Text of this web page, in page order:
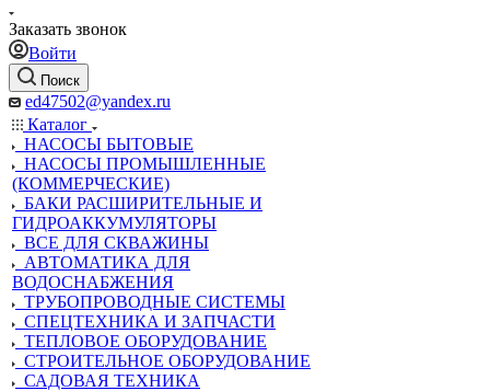
Заказать звонок
Войти
Поиск
ed47502@yandex.ru
Каталог
НАСОСЫ БЫТОВЫЕ
НАСОСЫ ПРОМЫШЛЕННЫЕ
(КОММЕРЧЕСКИЕ)
БАКИ РАСШИРИТЕЛЬНЫЕ И
ГИДРОАККУМУЛЯТОРЫ
ВСЕ ДЛЯ СКВАЖИНЫ
АВТОМАТИКА ДЛЯ
ВОДОСНАБЖЕНИЯ
ТРУБОПРОВОДНЫЕ СИСТЕМЫ
СПЕЦТЕХНИКА И ЗАПЧАСТИ
ТЕПЛОВОЕ ОБОРУДОВАНИЕ
СТРОИТЕЛЬНОЕ ОБОРУДОВАНИЕ
САДОВАЯ ТЕХНИКА